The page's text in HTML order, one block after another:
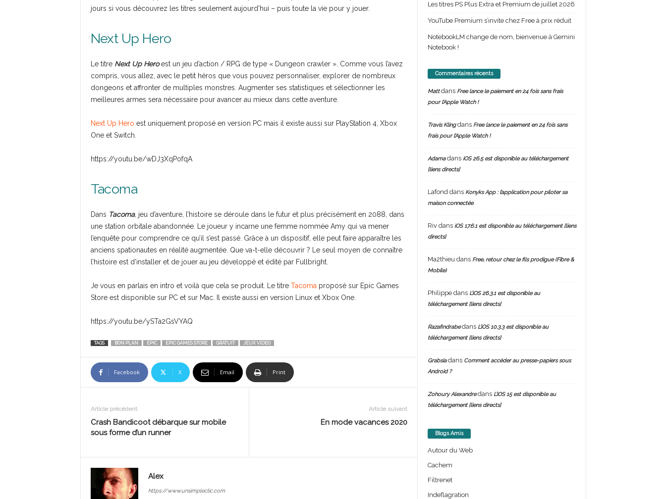
jours si vous découvrez les titres seulement aujourd’hui – puis toute la vie pour y jouer.
Next Up Hero
Le titre Next Up Hero est un jeu d’action / RPG de type « Dungeon crawler ». Comme vous l’avez
compris, vous allez, avec le petit héros que vous pouvez personnaliser, explorer de nombreux
dongeons et affronter de multiples monstres. Augmenter ses statistiques et sélectionner les
meilleures armes sera nécessaire pour avancer au mieux dans cette aventure.
Next Up Hero est uniquement proposé en version PC mais il existe aussi sur PlayStation 4, Xbox
One et Switch.
https://youtu.be/wDJ3XqPofqA
Tacoma
Dans Tacoma, jeu d’aventure, l’histoire se déroule dans le futur et plus précisément en 2088, dans
une station orbitale abandonnée. Le joueur y incarne une femme nommée Amy qui va mener
l’enquête pour comprendre ce qu’il s’est passé. Grâce à un dispositif, elle peut faire apparaître les
anciens spationautes en réalité augmentée. Que va-t-elle découvrir ? Le seul moyen de connaître
l’histoire est d’installer et de jouer au jeu développé et édité par Fullbright.
Je vous en parlais en intro et voilà que cela se produit. Le titre Tacoma proposé sur Epic Games
Store est disponible sur PC et sur Mac. Il existe aussi en version Linux et Xbox One.
https://youtu.be/ySTa2GsVYAQ
TAGS BON PLAN EPIC EPIC GAMES STORE GRATUIT JEUX VIDEO
Facebook X Email Print
Article précédent
Crash Bandicoot débarque sur mobile
sous forme d’un runner
Article suivant
En mode vacances 2020
Alex
https://www.unsimpleclic.com
Les titres PS Plus Extra et Premium de juillet 2026
YouTube Premium s’invite chez Free à prix réduit
NotebookLM change de nom, bienvenue à Gemini
Notebook !
Commentaires récents
Mattdans Free lance le paiement en 24 fois sans frais
pour l’Apple Watch !
Travis Klingdans Free lance le paiement en 24 fois sans
frais pour l’Apple Watch !
Adamadans iOS 26.5 est disponible au téléchargement
[liens directs]
Lafond dans Konyks App : l’application pour piloter sa
maison connectée
Rivdans iOS 17.6.1 est disponible au téléchargement [liens
directs]
Ma2thieu dans Free, retour chez le fils prodigue (Fibre &
Mobile)
Philippedans L’iOS 26.3.1 est disponible au
téléchargement [liens directs]
Razafindrabedans L’iOS 10.3.3 est disponible au
téléchargement [liens directs]
Grabsiadans Comment accéder au presse-papiers sous
Android ?
Zohoury Alexandredans L’iOS 15 est disponible au
téléchargement [liens directs]
Blogs Amis
Autour du Web
Cachem
Filtrenet
Indeflagration